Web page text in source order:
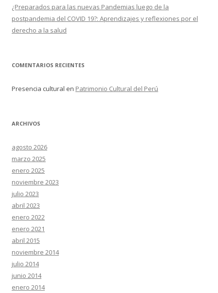
¿Preparados para las nuevas Pandemias luego de la
postpandemia del COVID 19?: Aprendizajes y reflexiones por el
derecho a la salud
COMENTARIOS RECIENTES
Presencia cultural en Patrimonio Cultural del Perú
ARCHIVOS
agosto 2026
marzo 2025
enero 2025
noviembre 2023
julio 2023
abril 2023
enero 2022
enero 2021
abril 2015
noviembre 2014
julio 2014
junio 2014
enero 2014